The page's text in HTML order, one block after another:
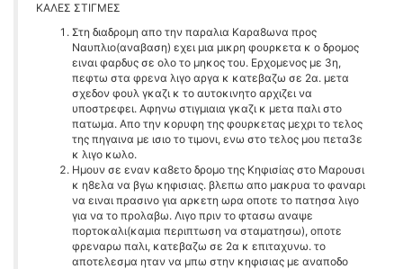
ΚΑΛΕΣ ΣΤΙΓΜΕΣ
Στη διαδρομη απο την παραλια Καρα8ωνα προς
Ναυπλιο(αναβαση) εχει μια μικρη φουρκετα κ ο δρομος
ειναι φαρδυς σε ολο το μηκος του. Ερχομενος με 3η,
πεφτω στα φρενα λιγο αργα κ κατεβαζω σε 2α. μετα
σχεδον φουλ γκαζι κ το αυτοκινητο αρχιζει να
υποστρεφει. Αφηνω στιγμιαια γκαζι κ μετα παλι στο
πατωμα. Απο την κορυφη της φουρκετας μεχρι το τελος
της πηγαινα με ισιο το τιμονι, ενω στο τελος μου πετα3ε
κ λιγο κωλο.
Ημουν σε εναν κα8ετο δρομο της Κηφισίας στο Μαρουσι
κ η8ελα να βγω κηφισιας. βλεπω απο μακρυα το φαναρι
να ειναι πρασινο για αρκετη ωρα οποτε το πατησα λιγο
για να το προλαβω. Λιγο πριν το φτασω αναψε
πορτοκαλι(καμια περιπτωση να σταματησω), οποτε
φρεναρω παλι, κατεβαζω σε 2α κ επιταχυνω. το
αποτελεσμα ηταν να μπω στην κηφισιας με αναποδο